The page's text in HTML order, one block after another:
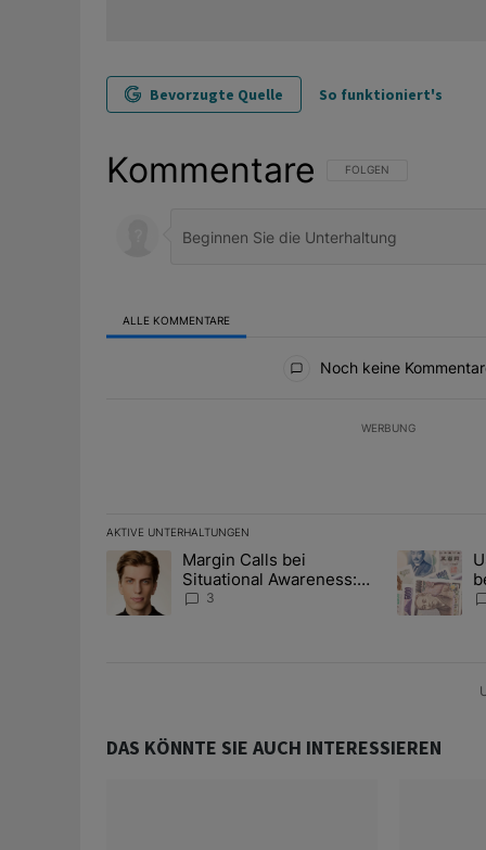
Bevorzugte Quelle So funktioniert's
Kommentare FOLGE DIESER
FOLGEN
ALLE KOMMENTARE
Noch keine
WERBUNG
AKTIVE UNTERHALTUNGEN
Das Folgende ist eine Liste der am meisten
Ein Trendartikel mit dem Titel "Margin Calls bei
Margin Calls bei
Situational Awareness:
Alles über den Retter-
3
Ein
DAS KÖNNTE SIE AUCH INTERESSIEREN